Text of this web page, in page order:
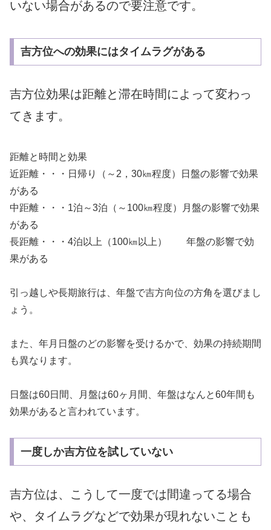
いない場合があるので要注意です。
吉方位への効果にはタイムラグがある
吉方位効果は距離と滞在時間によって変わっ
てきます。
距離と時間と効果
近距離・・・日帰り（～2，30㎞程度）日盤の影響で効果
がある
中距離・・・1泊～3泊（～100㎞程度）月盤の影響で効果
がある
長距離・・・4泊以上（100㎞以上） 年盤の影響で効
果がある
引っ越しや長期旅行は、年盤で吉方向位の方角を選びまし
ょう。
また、年月日盤のどの影響を受けるかで、効果の持続期間
も異なります。
日盤は60日間、月盤は60ヶ月間、年盤はなんと60年間も
効果があると言われています。
一度しか吉方位を試していない
吉方位は、こうして一度では間違ってる場合
や、タイムラグなどで効果が現れないことも